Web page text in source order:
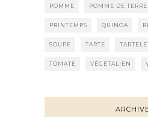
POMME POMME DE TERRE
PRINTEMPS QUINOA
SOUPE TARTE
TOMATE VÉGÉTALIEN